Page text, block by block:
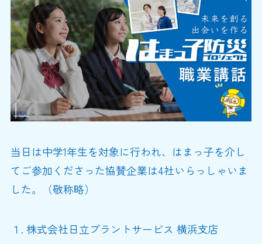
当日は中学1年生を対象に行われ、はまっ子を介し
てご参加くださった協賛企業は4社いらっしゃいま
した。（敬称略）
１. 株式会社日立プラントサービス 横浜支店